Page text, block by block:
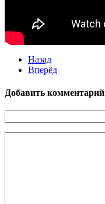
Назад
Вперёд
Добавить комментарий